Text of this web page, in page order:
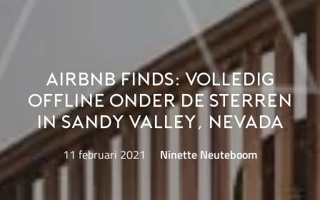
Airbnb Finds: volledig
offline onder de sterren
in Sandy Valley, Nevada
11 februari 2021 Ninette Neuteboom